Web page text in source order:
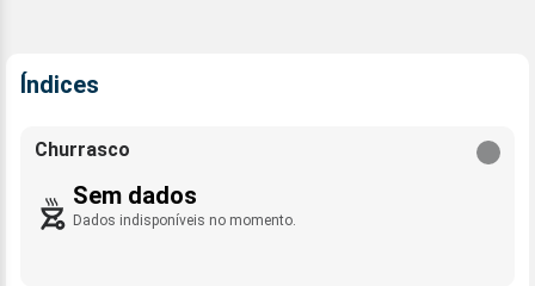
Índices
Churrasco
Sem dados
Dados indisponíveis no momento.